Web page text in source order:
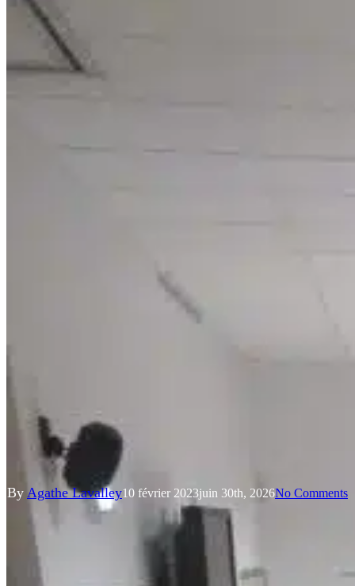
Mobilisation autour de
l’énergie citoyenne et locale
By Agathe Lavalley10 février 2023juin 30th, 2026No Comments